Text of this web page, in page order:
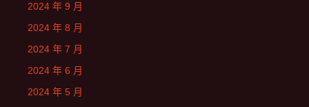
2024 年 9 月
2024 年 8 月
2024 年 7 月
2024 年 6 月
2024 年 5 月